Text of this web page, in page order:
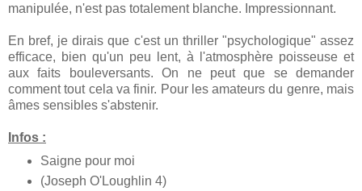
manipulée, n'est pas totalement blanche. Impressionnant.
En bref, je dirais que c'est un thriller "psychologique" assez
efficace, bien qu'un peu lent, à l'atmosphère poisseuse et
aux faits bouleversants. On ne peut que se demander
comment tout cela va finir. Pour les amateurs du genre, mais
âmes sensibles s'abstenir.
Infos :
Saigne pour moi
(Joseph O'Loughlin 4)